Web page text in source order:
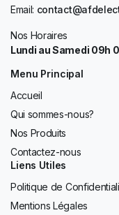
Email:
Nos Horaires
Lundi au Samedi 09h
Menu Principal
Accueil
Qui sommes-nous?
Nos Produits
Contactez-nous
Liens Utiles
Politique de
Mentions Légales